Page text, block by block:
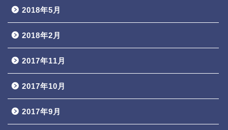
2018年5月
2018年2月
2017年11月
2017年10月
2017年9月